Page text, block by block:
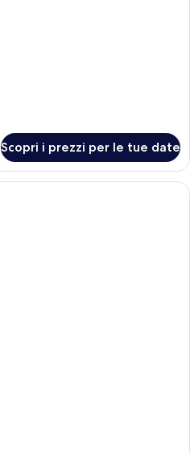
Scopri i prezzi per le tue date